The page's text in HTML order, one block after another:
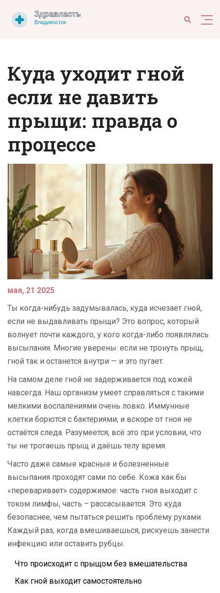
Куда уходит гной
если не давить
прыщи: правда о
процессе
мая, 21 2025
Ты когда-нибудь задумывалась, куда исчезает гной,
если не выдавливать прыщи? Это вопрос, который
волнует почти каждого, у кого когда-либо появлялись
высыпания. Многие уверены: если не тронуть прыщ,
гной так и останется внутри — и это пугает.
На самом деле гной не задерживается под кожей
навсегда. Наш организм умеет справляться с такими
мелкими воспалениями очень ловко. Иммунные
клетки борются с бактериями, и вскоре от гноя не
остаётся следа. Разумеется, всё это при условии, что
ты не трогаешь прыщ и даёшь телу время.
Часто даже самые красные и болезненные
высыпания проходят сами по себе. Кожа как бы
«переваривает» содержимое: часть гноя выходит с
током лимфы, часть – рассасывается. Это куда
безопаснее, чем пытаться решить проблему руками.
Каждый раз, когда вмешиваешься, рискуешь занести
инфекцию или оставить рубцы.
Что происходит с прыщом без вмешательства
Как гной выходит самостоятельно